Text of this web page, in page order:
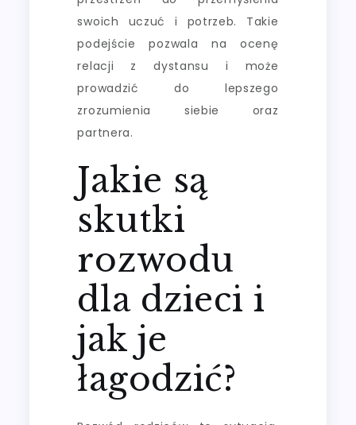
swoich uczuć i potrzeb. Takie
podejście pozwala na ocenę
relacji z dystansu i może
prowadzić do lepszego
zrozumienia siebie oraz
partnera.
Jakie są
skutki
rozwodu
dla dzieci i
jak je
łagodzić?